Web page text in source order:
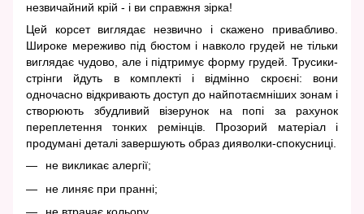
незвичайний крій - і ви справжня зірка!
Цей корсет виглядає незвично і скажено привабливо.
Широке мереживо під бюстом і навколо грудей не тільки
виглядає чудово, але і підтримує форму грудей. Трусики-
стрінги йдуть в комплекті і відмінно скроєні: вони
одночасно відкривають доступ до найпотаємніших зонам і
створюють збудливий візерунок на попі за рахунок
переплетення тонких ремінців. Прозорий матеріал і
продумані деталі завершують образ дияволки-спокусниці.
не викликає алергії;
не линяє при пранні;